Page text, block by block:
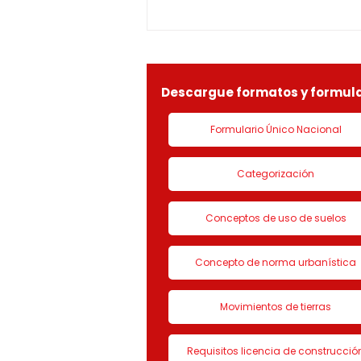
normas concordantes, hace
saber que según ra
Descargue formatos y
Formulario Único Nacional
Categorización
Conceptos de uso de suelos
Concepto de norma urbanística
Movimientos de tierras
Requisitos licencia de